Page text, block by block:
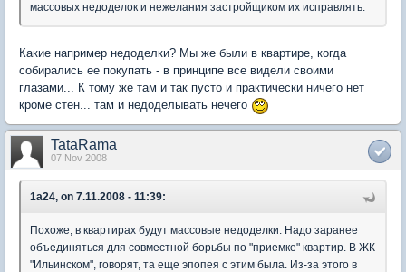
массовых недоделок и нежелания застройщиком их исправлять.
Какие например недоделки? Мы же были в квартире, когда
собирались ее покупать - в принципе все видели своими
глазами... К тому же там и так пусто и практически ничего нет
кроме стен... там и недоделывать нечего
TataRama
07 Nov 2008
1a24, on 7.11.2008 - 11:39:
Похоже, в квартирах будут массовые недоделки. Надо заранее
объединяться для совместной борьбы по "приемке" квартир. В ЖК
"Ильинском", говорят, та еще эпопея с этим была. Из-за этого в